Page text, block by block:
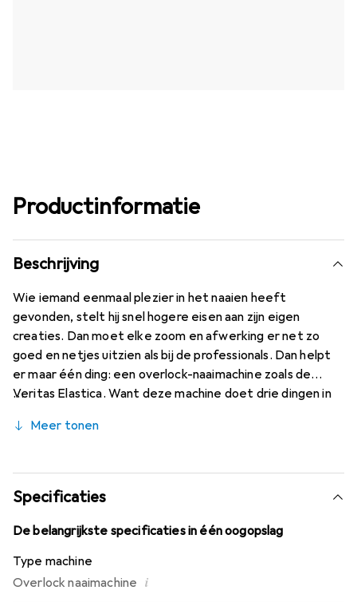
Productinformatie
Beschrijving
Wie iemand eenmaal plezier in het naaien heeft
gevonden, stelt hij snel hogere eisen aan zijn eigen
creaties. Dan moet elke zoom en afwerking er net zo
goed en netjes uitzien als bij de professionals. Dan helpt
er maar één ding: een overlock-naaimachine zoals de
Veritas Elastica. Want deze machine doet drie dingen in
het de perfecte aanvulling op een Veritas naaimachine en
resultaten.
Meer tonen
Specificaties
De belangrijkste specificaties in één oogopslag
Type machine
Overlock naaimachine i